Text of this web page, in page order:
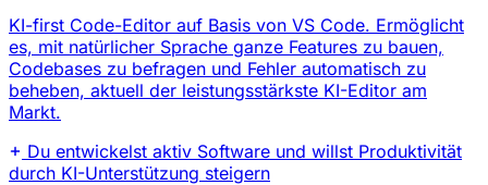
KI-first Code-Editor auf Basis von VS Code. Ermöglicht
es, mit natürlicher Sprache ganze Features zu bauen,
Codebases zu befragen und Fehler automatisch zu
beheben, aktuell der leistungsstärkste KI-Editor am
Markt.
Du entwickelst aktiv Software und willst Produktivität
durch KI-Unterstützung steigern